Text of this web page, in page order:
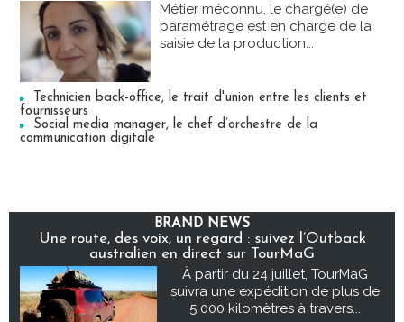
Métier méconnu, le chargé(e) de
paramétrage est en charge de la
saisie de la production...
Technicien back-office, le trait d'union entre les clients et
fournisseurs
Social media manager, le chef d’orchestre de la
communication digitale
BRAND NEWS
Une route, des voix, un regard : suivez l’Outback
australien en direct sur TourMaG
À partir du 24 juillet, TourMaG
suivra une expédition de plus de
5 000 kilomètres à travers...